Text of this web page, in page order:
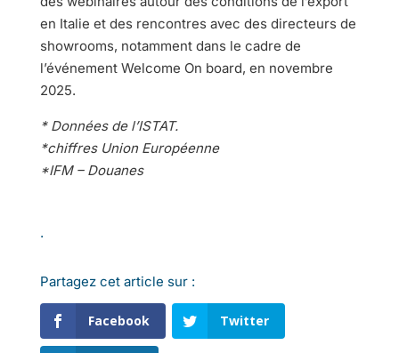
en Italie et des rencontres avec des directeurs de
showrooms, notamment dans le cadre de
l’événement Welcome On board, en novembre
2025.
* Données de l’ISTAT.
*chiffres Union Européenne
*IFM – Douanes
.
Partagez cet article sur :
Facebook Twitter